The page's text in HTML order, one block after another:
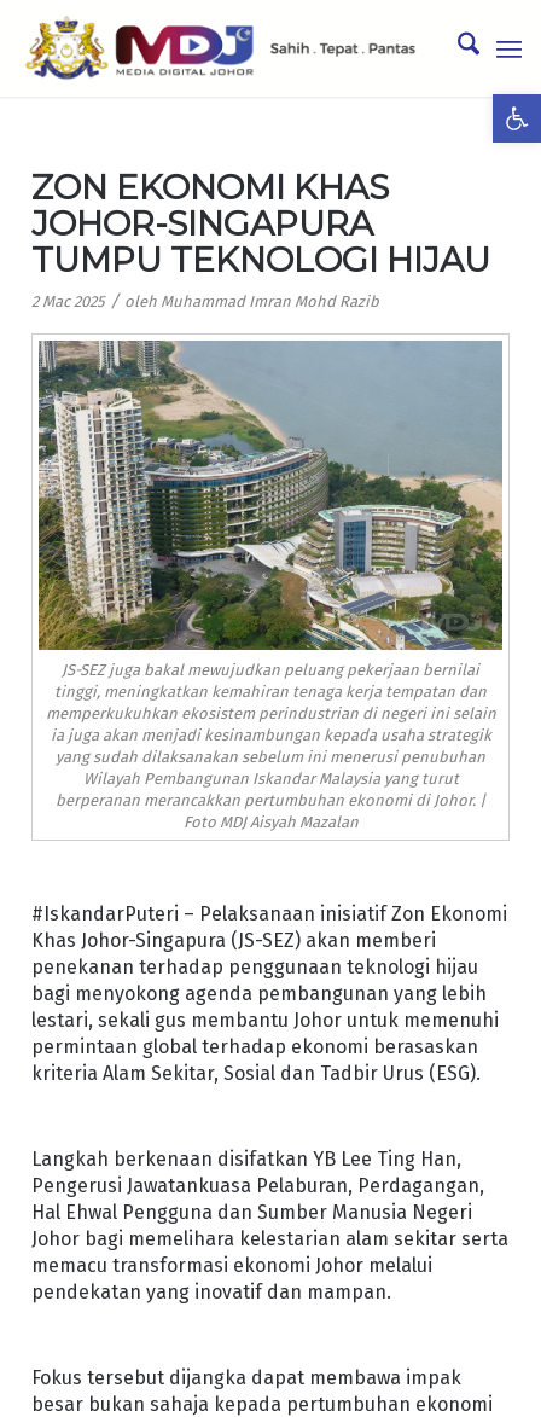
ZON EKONOMI KHAS
JOHOR-SINGAPURA
TUMPU TEKNOLOGI HIJAU
2 Mac 2025 / oleh Muhammad Imran Mohd Razib
JS-SEZ juga bakal mewujudkan peluang pekerjaan bernilai
tinggi, meningkatkan kemahiran tenaga kerja tempatan dan
memperkukuhkan ekosistem perindustrian di negeri ini selain
ia juga akan menjadi kesinambungan kepada usaha strategik
yang sudah dilaksanakan sebelum ini menerusi penubuhan
Wilayah Pembangunan Iskandar Malaysia yang turut
berperanan merancakkan pertumbuhan ekonomi di Johor. |
Foto MDJ Aisyah Mazalan
#IskandarPuteri – Pelaksanaan inisiatif Zon Ekonomi
Khas Johor-Singapura (JS-SEZ) akan memberi
penekanan terhadap penggunaan teknologi hijau
bagi menyokong agenda pembangunan yang lebih
lestari, sekali gus membantu Johor untuk memenuhi
permintaan global terhadap ekonomi berasaskan
kriteria Alam Sekitar, Sosial dan Tadbir Urus (ESG).
Langkah berkenaan disifatkan YB Lee Ting Han,
Pengerusi Jawatankuasa Pelaburan, Perdagangan,
Hal Ehwal Pengguna dan Sumber Manusia Negeri
Johor bagi memelihara kelestarian alam sekitar serta
memacu transformasi ekonomi Johor melalui
pendekatan yang inovatif dan mampan.
Fokus tersebut dijangka dapat membawa impak
besar bukan sahaja kepada pertumbuhan ekonomi